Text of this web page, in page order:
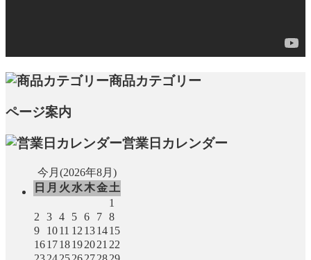
商品カテゴリー
ページ案内
営業日カレンダー
今月(2026年8月)
日 月 火 水木金土
1
2
3 4 5 6 7 8
9
1011 12 131415
161718192021 22